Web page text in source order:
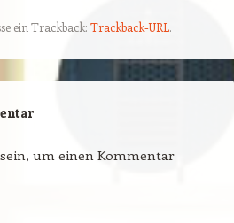
ein Trackback: Trackback-URL.
sein, um einen Kommentar